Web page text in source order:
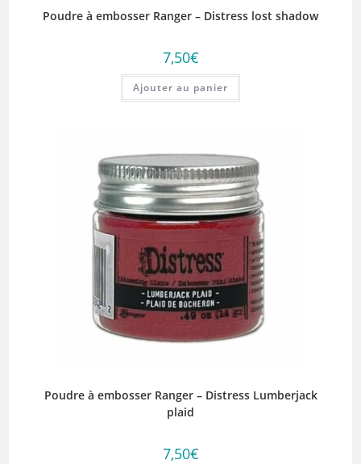
Poudre à embosser Ranger – Distress lost shadow
7,50€
Ajouter au panier
Poudre à embosser Ranger – Distress Lumberjack
plaid
7,50€